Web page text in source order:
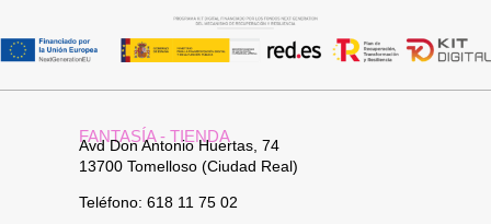
FANTASÍA - TIENDA
Avd Don Antonio Huertas, 74
13700 Tomelloso (Ciudad Real)
Teléfono: 618 11 75 02